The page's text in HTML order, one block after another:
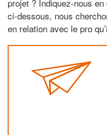
projet ? Indiquez-nous
ci-dessous, nous
en relation avec le pro